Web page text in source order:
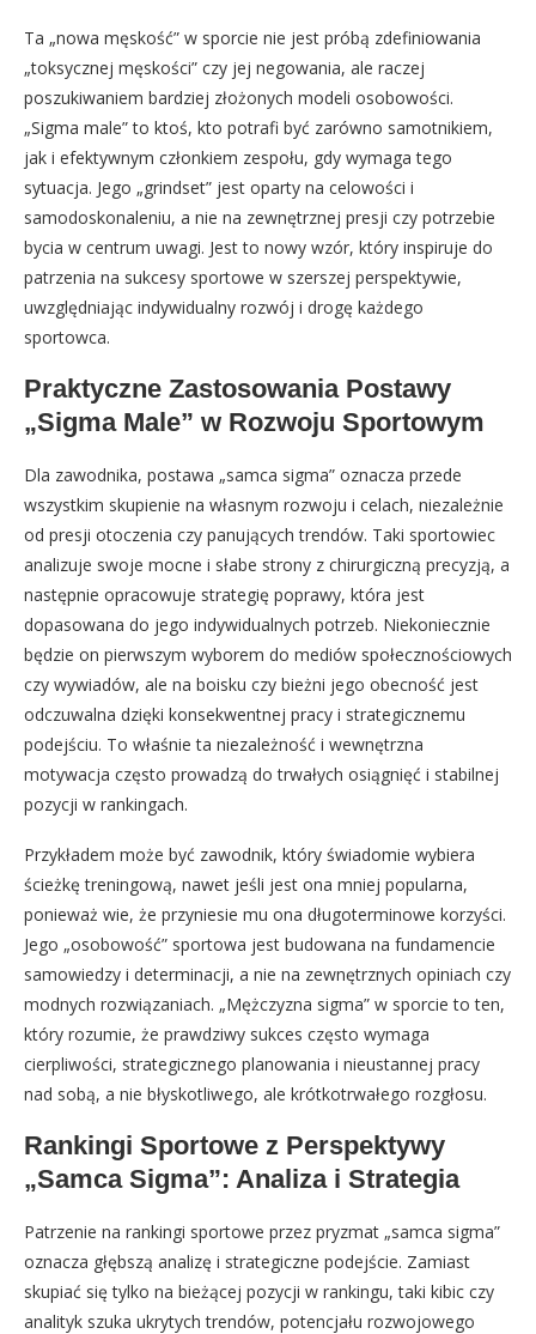
Ta „nowa męskość” w sporcie nie jest próbą zdefiniowania
„toksycznej męskości” czy jej negowania, ale raczej
poszukiwaniem bardziej złożonych modeli osobowości.
„Sigma male” to ktoś, kto potrafi być zarówno samotnikiem,
jak i efektywnym członkiem zespołu, gdy wymaga tego
sytuacja. Jego „grindset” jest oparty na celowości i
samodoskonaleniu, a nie na zewnętrznej presji czy potrzebie
bycia w centrum uwagi. Jest to nowy wzór, który inspiruje do
patrzenia na sukcesy sportowe w szerszej perspektywie,
uwzględniając indywidualny rozwój i drogę każdego
sportowca.
Praktyczne Zastosowania Postawy
„Sigma Male” w Rozwoju Sportowym
Dla zawodnika, postawa „samca sigma” oznacza przede
wszystkim skupienie na własnym rozwoju i celach, niezależnie
od presji otoczenia czy panujących trendów. Taki sportowiec
analizuje swoje mocne i słabe strony z chirurgiczną precyzją, a
następnie opracowuje strategię poprawy, która jest
dopasowana do jego indywidualnych potrzeb. Niekoniecznie
będzie on pierwszym wyborem do mediów społecznościowych
czy wywiadów, ale na boisku czy bieżni jego obecność jest
odczuwalna dzięki konsekwentnej pracy i strategicznemu
podejściu. To właśnie ta niezależność i wewnętrzna
motywacja często prowadzą do trwałych osiągnięć i stabilnej
pozycji w rankingach.
Przykładem może być zawodnik, który świadomie wybiera
ścieżkę treningową, nawet jeśli jest ona mniej popularna,
ponieważ wie, że przyniesie mu ona długoterminowe korzyści.
Jego „osobowość” sportowa jest budowana na fundamencie
samowiedzy i determinacji, a nie na zewnętrznych opiniach czy
modnych rozwiązaniach. „Mężczyzna sigma” w sporcie to ten,
który rozumie, że prawdziwy sukces często wymaga
cierpliwości, strategicznego planowania i nieustannej pracy
nad sobą, a nie błyskotliwego, ale krótkotrwałego rozgłosu.
Rankingi Sportowe z Perspektywy
„Samca Sigma”: Analiza i Strategia
Patrzenie na rankingi sportowe przez pryzmat „samca sigma”
oznacza głębszą analizę i strategiczne podejście. Zamiast
skupiać się tylko na bieżącej pozycji w rankingu, taki kibic czy
analityk szuka ukrytych trendów, potencjału rozwojowego